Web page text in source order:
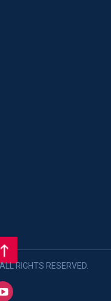
RIGHTS RESERVED.